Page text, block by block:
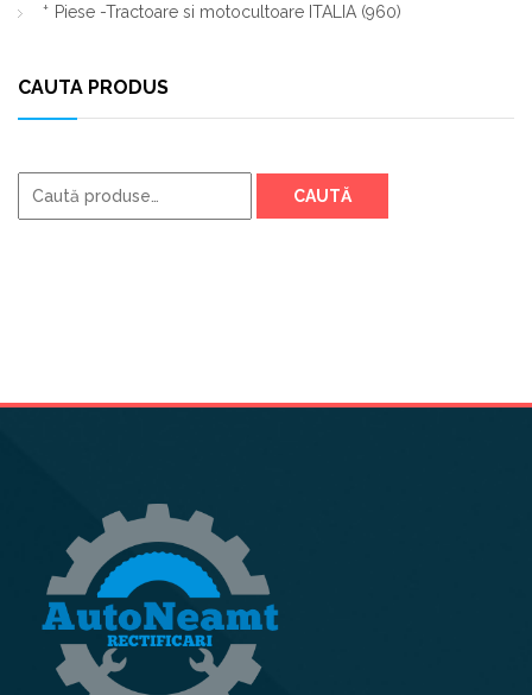
Piese -Tractoare si motocultoare ITALIA (960)
CAUTA PRODUS
Caută
după:
CAUTĂ